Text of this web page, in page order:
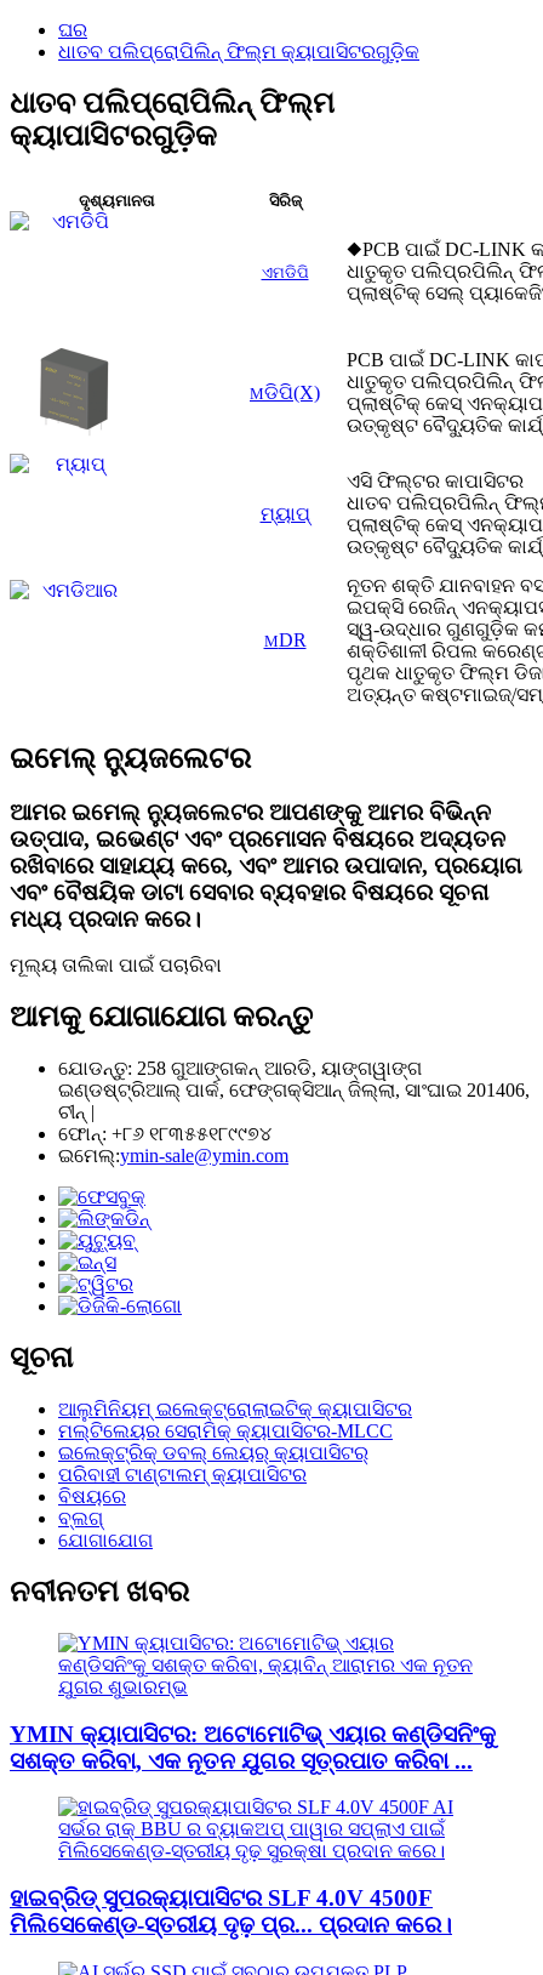
ଘର
ଧାତବ ପଲିପ୍ରୋପିଲିନ୍ ଫିଲ୍ମ କ୍ୟାପାସିଟରଗୁଡ଼ିକ
ଧାତବ ପଲିପ୍ରୋପିଲିନ୍ ଫିଲ୍ମ
କ୍ୟାପାସିଟରଗୁଡ଼ିକ
ଦୃଶ୍ୟମାନତା ସିରିଜ୍
ଏମଡିପି
◆PCB ପାଇଁ DC-LINK
ଧାତୁକୃତ ପଲିପ୍ରପିଲିନ୍
ପ୍ଲାଷ୍ଟିକ୍ ସେଲ୍
Mଡିପି(X)
PCB ପାଇଁ DC-LINK
ଧାତୁକୃତ ପଲିପ୍ରପିଲିନ୍
ପ୍ଲାଷ୍ଟିକ୍ କେସ୍
ଉତ୍କୃଷ୍ଟ ବୈଦ୍ୟୁତିକ
ମ୍ୟାପ୍
ଏସି ଫିଲ୍ଟର କାପାସିଟର
ଧାତବ ପଲିପ୍ରପିଲିନ୍ ଫିଲ୍ମ
ପ୍ଲାଷ୍ଟିକ୍ କେସ୍
ଉତ୍କୃଷ୍ଟ ବୈଦ୍ୟୁତିକ
MDR
ନୂତନ ଶକ୍ତି ଯାନବାହନ
ଇପକ୍ସି ରେଜିନ୍
ସ୍ୱ-ଉଦ୍ଧାର ଗୁଣଗୁଡ଼ିକ
ଶକ୍ତିଶାଳୀ ରିପଲ
ପୃଥକ ଧାତୁକୃତ ଫିଲ୍ମ
ଅତ୍ୟନ୍ତ କଷ୍ଟମାଇଜ୍/
ଇମେଲ୍ ନ୍ୟୁଜଲେଟର
ଆମର ଇମେଲ୍ ନ୍ୟୁଜଲେଟର ଆପଣଙ୍କୁ ଆମର ବିଭିନ୍ନ
ଉତ୍ପାଦ, ଇଭେଣ୍ଟ ଏବଂ ପ୍ରମୋସନ ବିଷୟରେ ଅଦ୍ୟତନ
ରଖିବାରେ ସାହାଯ୍ୟ କରେ, ଏବଂ ଆମର ଉପାଦାନ, ପ୍ରୟୋଗ
ଏବଂ ବୈଷୟିକ ଡାଟା ସେବାର ବ୍ୟବହାର ବିଷୟରେ ସୂଚନା
ମଧ୍ୟ ପ୍ରଦାନ କରେ।
ମୂଲ୍ୟ ତାଲିକା ପାଇଁ ପଚାରିବା
ଆମକୁ ଯୋଗାଯୋଗ କରନ୍ତୁ
ଯୋଡନ୍ତୁ: 258 ଗୁଆଙ୍ଗକନ୍ ଆରଡି, ୟାଙ୍ଗୱାଙ୍ଗ
ଇଣ୍ଡଷ୍ଟ୍ରିଆଲ୍ ପାର୍କ, ଫେଙ୍ଗକ୍ସିଆନ୍ ଜିଲ୍ଲା, ସାଂଘାଇ 201406,
ଚୀନ୍ |
ଫୋନ୍: +୮୬ ୧୮୩୫୫୧୮୯୯୭୪
ଇମେଲ୍:ymin-sale@ymin.com
ସୂଚନା
ଆଲୁମିନିୟମ୍ ଇଲେକ୍ଟ୍ରୋଲାଇଟିକ୍ କ୍ୟାପାସିଟର
ମଲ୍ଟିଲେୟର ସେରାମିକ୍ କ୍ୟାପାସିଟର-MLCC
ଇଲେକ୍ଟ୍ରିକ୍ ଡବଲ୍ ଲେୟର୍ କ୍ୟାପାସିଟର୍
ପରିବାହୀ ଟାଣ୍ଟାଲମ୍ କ୍ୟାପାସିଟର
ବିଷୟରେ
ବ୍ଲଗ୍
ଯୋଗାଯୋଗ
ନବୀନତମ ଖବର
YMIN କ୍ୟାପାସିଟର: ଅଟୋମୋଟିଭ୍ ଏୟାର କଣ୍ଡିସନିଂକୁ
ସଶକ୍ତ କରିବା, ଏକ ନୂତନ ଯୁଗର ସୂତ୍ରପାତ କରିବା ...
ହାଇବ୍ରିଡ୍ ସୁପରକ୍ୟାପାସିଟର SLF 4.0V 4500F
ମିଲିସେକେଣ୍ଡ-ସ୍ତରୀୟ ଦୃଢ଼ ପ୍ର... ପ୍ରଦାନ କରେ।